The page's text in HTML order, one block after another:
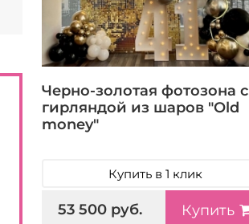
Черно-золотая фотозона с
гирляндой из шаров "Old
money"
Купить в 1 клик
53 500 руб. Купить